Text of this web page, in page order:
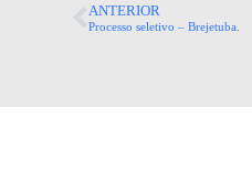
ANTERIOR
Processo seletivo – Brejetuba.